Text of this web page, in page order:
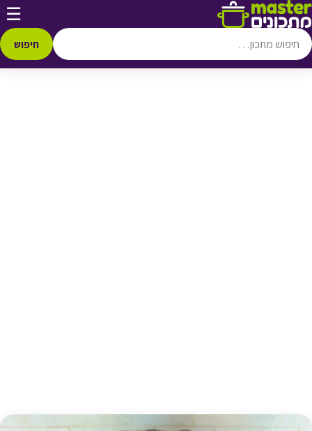
דלג לתוכן ☰
חיפוש
♥ הוספה